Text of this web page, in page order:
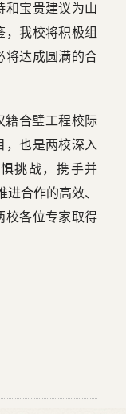
和宝贵建议为山
，我校将积极组
将达成圆满的合
籍合璧工程校际
，也是两校深入
挑战，携手并
合作的高效、
校各位专家取得